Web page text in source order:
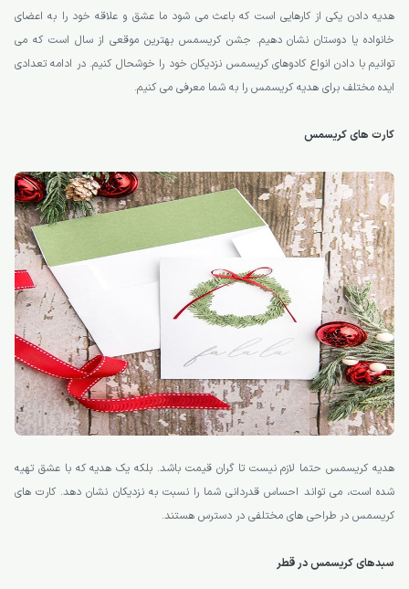
هدیه دادن یکی از کارهایی است که باعث می شود ما عشق و علاقه خود را به اعضای
خانواده یا دوستان نشان دهیم. جشن کریسمس بهترین موقعی از سال است که می
توانیم با دادن انواع کادوهای کریسمس نزدیکان خود را خوشحال کنیم. در ادامه تعدادی
ایده مختلف برای هدیه کریسمس را به شما معرفی می کنیم.
کارت های کریسمس
هدیه کریسمس حتما لازم نیست تا گران قیمت باشد. بلکه یک هدیه که با عشق تهیه
شده است، می تواند احساس قدردانی شما را نسبت به نزدیکان نشان دهد. کارت های
کریسمس در طراحی های مختلفی در دسترس هستند.
سبدهای کریسمس در قطر